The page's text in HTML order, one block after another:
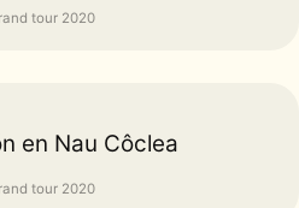
tour 2020
en Nau Côclea
tour 2020